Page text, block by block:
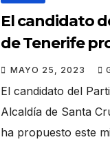
El candidato
de Tenerife
museo del
hay uno
MAYO 25, 2023
El candidato del
Alcaldía de Santa
ha propuesto este